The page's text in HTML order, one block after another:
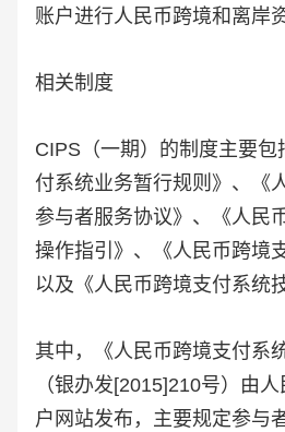
账户进行人民币跨境和离岸
相关制度
CIPS（一期）的制度主要包
付系统业务暂行规则》、《
参与者服务协议》、《人民
操作指引》、《人民币跨境
以及《人民币跨境支付系统
其中，《人民币跨境支付系
（银办发[2015]210号）由人
户网站发布，主要规定参与